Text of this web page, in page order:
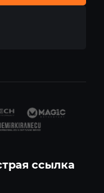
ссылка